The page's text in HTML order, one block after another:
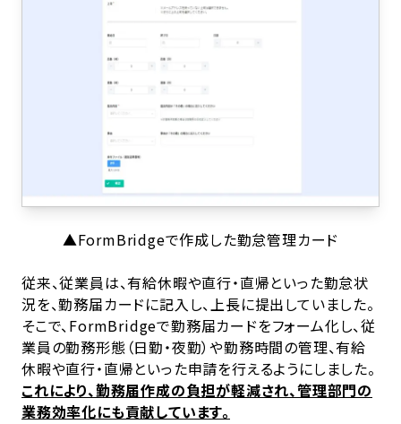
▲FormBridgeで作成した勤怠管理カード
従来、従業員は、有給休暇や直行・直帰といった勤怠状
況を、勤務届カードに記入し、上長に提出していました。
そこで、FormBridgeで勤務届カードをフォーム化し、従
業員の勤務形態（日勤・夜勤）や勤務時間の管理、有給
休暇や直行・直帰といった申請を行えるようにしました。
これにより、勤務届作成の負担が軽減され、管理部門の
業務効率化にも貢献しています。